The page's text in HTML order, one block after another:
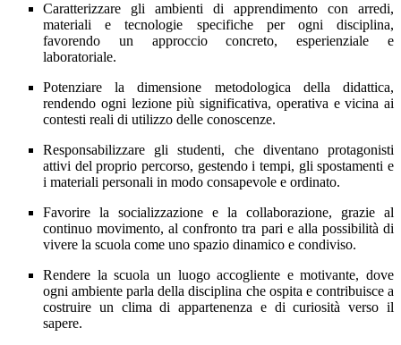
Caratterizzare gli ambienti di apprendimento con arredi,
materiali e tecnologie specifiche per ogni disciplina,
favorendo un approccio concreto, esperienziale e
laboratoriale.
Potenziare la dimensione metodologica della didattica,
rendendo ogni lezione più significativa, operativa e vicina ai
contesti reali di utilizzo delle conoscenze.
Responsabilizzare gli studenti, che diventano protagonisti
attivi del proprio percorso, gestendo i tempi, gli spostamenti e
i materiali personali in modo consapevole e ordinato.
Favorire la socializzazione e la collaborazione, grazie al
continuo movimento, al confronto tra pari e alla possibilità di
vivere la scuola come uno spazio dinamico e condiviso.
Rendere la scuola un luogo accogliente e motivante, dove
ogni ambiente parla della disciplina che ospita e contribuisce a
costruire un clima di appartenenza e di curiosità verso il
sapere.